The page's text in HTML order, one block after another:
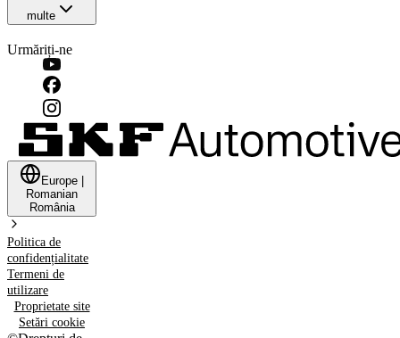
multe
Urmăriți-ne
Europe
Romanian
România
Politica de
confidențialitate
Termeni de
utilizare
Proprietate site
Setări cookie